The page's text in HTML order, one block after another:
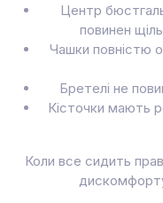
Центр
повинен
Чашки повністю
Бретелі не
Кісточки мають
Коли все сидить
дискомфорту